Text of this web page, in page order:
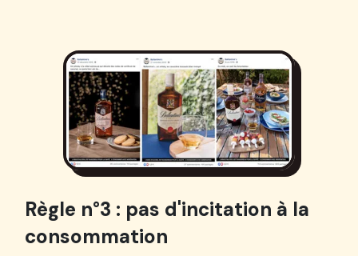
Règle n°3 : pas d'incitation à la
consommation